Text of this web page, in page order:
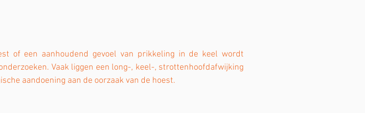
of een aanhoudend gevoel van prikkeling in de keel wordt
Vaak liggen een long-, keel-, strottenhoofdafwijking
aandoening aan de oorzaak van de hoest.